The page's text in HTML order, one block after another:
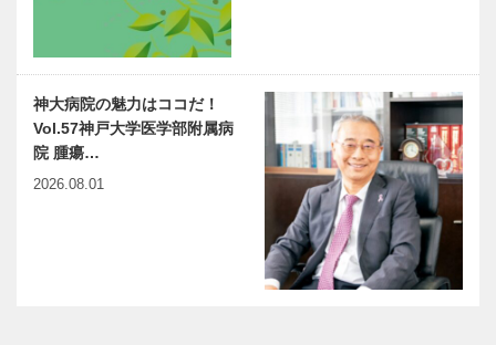
神大病院の魅力はココだ！
Vol.57神戸大学医学部附属病
院 腫瘍…
2026.08.01